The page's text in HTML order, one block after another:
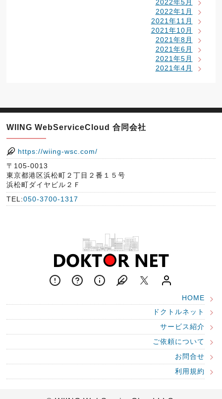
2022年5月
2022年1月
2021年11月
2021年10月
2021年8月
2021年6月
2021年5月
2021年4月
WIING WebServiceCloud 合同会社
https://wiing-wsc.com/
〒105-0013
東京都港区浜松町２丁目２番１５号
浜松町ダイヤビル２Ｆ
TEL:050-3700-1317
HOME
ドクトルネット
サービス紹介
ご依頼について
お問合せ
利用規約